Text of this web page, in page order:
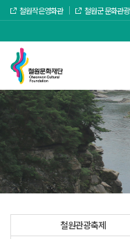
철원작은영화관 철원군 문화관광
철원관광축제